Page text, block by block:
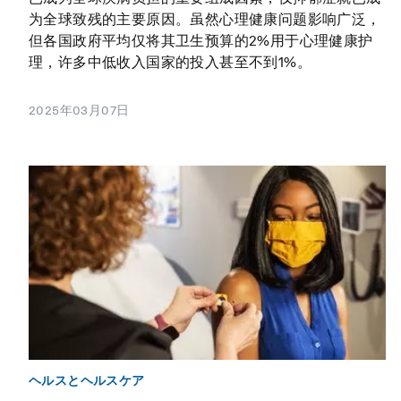
为全球致残的主要原因。虽然心理健康问题影响广泛，
但各国政府平均仅将其卫生预算的2%用于心理健康护
理，许多中低收入国家的投入甚至不到1%。
2025年03月07日
ヘルスとヘルスケア